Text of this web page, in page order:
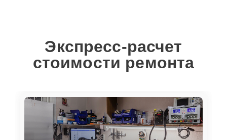
Экспресс-расчет
стоимости ремонта